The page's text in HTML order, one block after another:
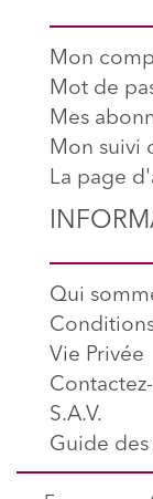
Mon
Mot de
Mes
Mon suivi
La page
Qui
Vie Privée
S.A.V.
Guide